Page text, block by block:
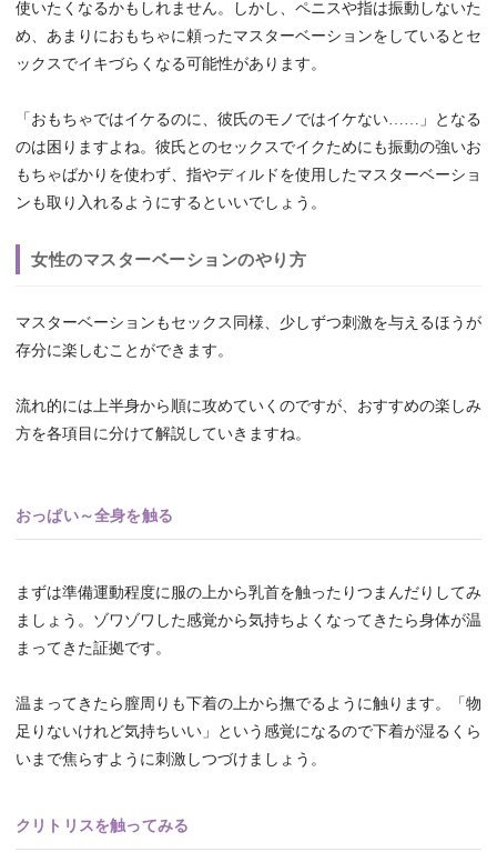
使いたくなるかもしれません。しかし、ペニスや指は振動しないた
め、あまりにおもちゃに頼ったマスターベーションをしているとセ
ックスでイキづらくなる可能性があります。
「おもちゃではイケるのに、彼氏のモノではイケない……」となる
のは困りますよね。彼氏とのセックスでイクためにも振動の強いお
もちゃばかりを使わず、指やディルドを使用したマスターベーショ
ンも取り入れるようにするといいでしょう。
女性のマスターベーションのやり方
マスターベーションもセックス同様、少しずつ刺激を与えるほうが
存分に楽しむことができます。
流れ的には上半身から順に攻めていくのですが、おすすめの楽しみ
方を各項目に分けて解説していきますね。
おっぱい～全身を触る
まずは準備運動程度に服の上から乳首を触ったりつまんだりしてみ
ましょう。ゾワゾワした感覚から気持ちよくなってきたら身体が温
まってきた証拠です。
温まってきたら膣周りも下着の上から撫でるように触ります。「物
足りないけれど気持ちいい」という感覚になるので下着が湿るくら
いまで焦らすように刺激しつづけましょう。
クリトリスを触ってみる